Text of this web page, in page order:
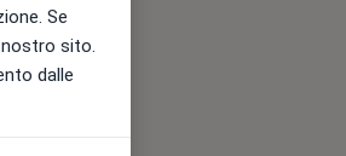
Lun,
Se
sito.
dalle